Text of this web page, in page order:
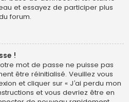
et essayez de participer plus
forum.
!
mot de passe ne puisse pas
être réinitialisé. Veuillez vous
et cliquer sur « J’ai perdu mon
et vous devriez être en